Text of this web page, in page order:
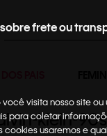
Buscarfrete ou
visita nosso site
para coletar
usaremos e
klein-